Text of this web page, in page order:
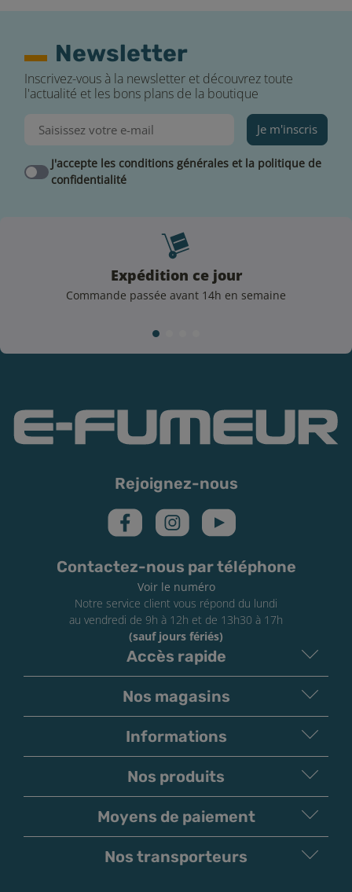
Newsletter
Inscrivez-vous à la newsletter et découvrez toute
l'actualité et les bons plans de la boutique
Je m'inscris
J'accepte les conditions générales et la politique de
confidentialité
Expédition ce jour
Commande passée avant 14h en semaine
Rejoignez-nous
Contactez-nous par téléphone
Voir le numéro
Notre service client vous répond du lundi
au vendredi de 9h à 12h et de 13h30 à 17h
(sauf jours fériés)
Accès rapide
Nos magasins
Informations
Nos produits
Moyens de paiement
Nos transporteurs